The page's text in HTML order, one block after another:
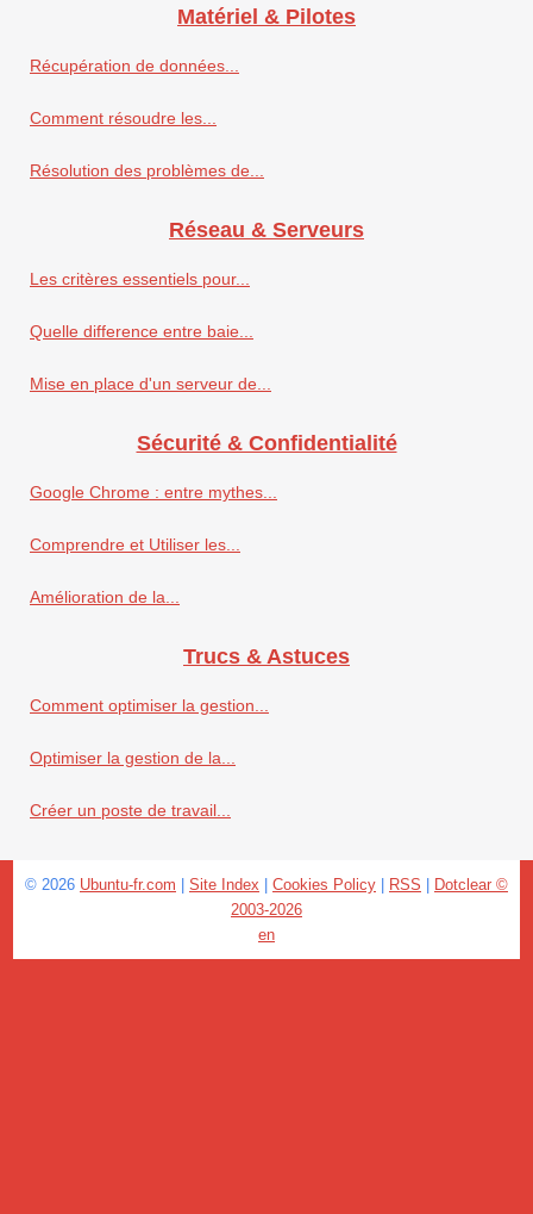
Matériel & Pilotes
Récupération de données...
Comment résoudre les...
Résolution des problèmes de...
Réseau & Serveurs
Les critères essentiels pour...
Quelle difference entre baie...
Mise en place d'un serveur de...
Sécurité & Confidentialité
Google Chrome : entre mythes...
Comprendre et Utiliser les...
Amélioration de la...
Trucs & Astuces
Comment optimiser la gestion...
Optimiser la gestion de la...
Créer un poste de travail...
© 2026 Ubuntu-fr.com Site Index Cookies Policy RSS
Dotclear ©
2003-2026
en